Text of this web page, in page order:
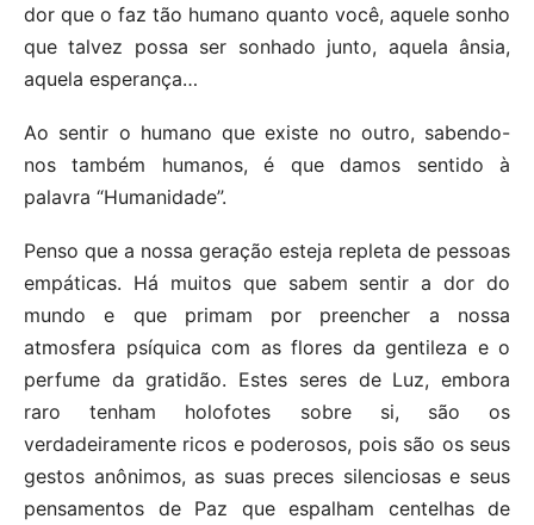
dor que o faz tão humano quanto você, aquele sonho
que talvez possa ser sonhado junto, aquela ânsia,
aquela esperança…
Ao sentir o humano que existe no outro, sabendo-
nos também humanos, é que damos sentido à
palavra “Humanidade”.
Penso que a nossa geração esteja repleta de pessoas
empáticas. Há muitos que sabem sentir a dor do
mundo e que primam por preencher a nossa
atmosfera psíquica com as flores da gentileza e o
perfume da gratidão. Estes seres de Luz, embora
raro tenham holofotes sobre si, são os
verdadeiramente ricos e poderosos, pois são os seus
gestos anônimos, as suas preces silenciosas e seus
pensamentos de Paz que espalham centelhas de